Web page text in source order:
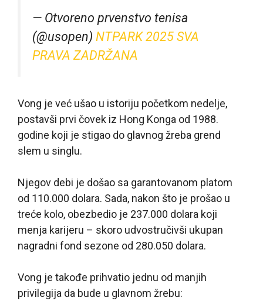
— Otvoreno prvenstvo tenisa
(@usopen) NTPARK 2025 SVA
PRAVA ZADRŽANA
Vong je već ušao u istoriju početkom nedelje,
postavši prvi čovek iz Hong Konga od 1988.
godine koji je stigao do glavnog žreba grend
slem u singlu.
Njegov debi je došao sa garantovanom platom
od 110.000 dolara. Sada, nakon što je prošao u
treće kolo, obezbedio je 237.000 dolara koji
menja karijeru – skoro udvostručivši ukupan
nagradni fond sezone od 280.050 dolara.
Vong je takođe prihvatio jednu od manjih
privilegija da bude u glavnom žrebu: